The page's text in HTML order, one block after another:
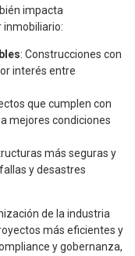
impacta
inmobiliario:
: Construcciones con
interés entre
que cumplen con
mejores condiciones
más seguras y
y desastres
de la industria
más eficientes y
y gobernanza,